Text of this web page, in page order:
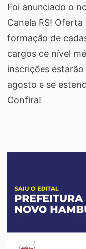
Foi anunciado o
Canela RS!
formação de
cargos de nível
inscrições
agosto e se
Confira!